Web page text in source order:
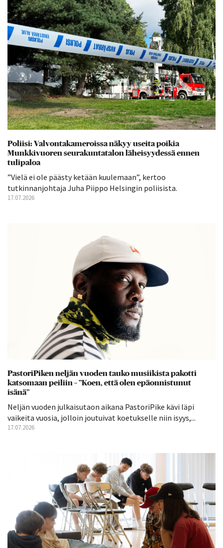
Poliisi: Valvontakameroissa näkyy useita poikia
Munkkivuoren seurakuntatalon läheisyydessä ennen
tulipaloa
”Vielä ei ole päästy ketään kuulemaan”, kertoo
tutkinnanjohtaja Juha Piippo Helsingin poliisista.
17.07.2026
PastoriPiken neljän vuoden tauko musiikista pakotti
katsomaan peiliin – ”Koen, että olen epäonnistunut
isänä”
Neljän vuoden julkaisutaon aikana PastoriPike kävi läpi
vaikeita vuosia, jolloin joutuivat koetukselle niin isyys,...
17.07.2026